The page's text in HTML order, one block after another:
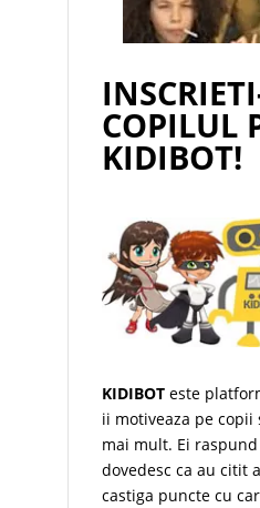
COPILUL
KIDIBOT!
KIDIBOT este
ii motiveaza pe copii
mai mult. Ei
dovedesc ca au citit
castiga puncte cu